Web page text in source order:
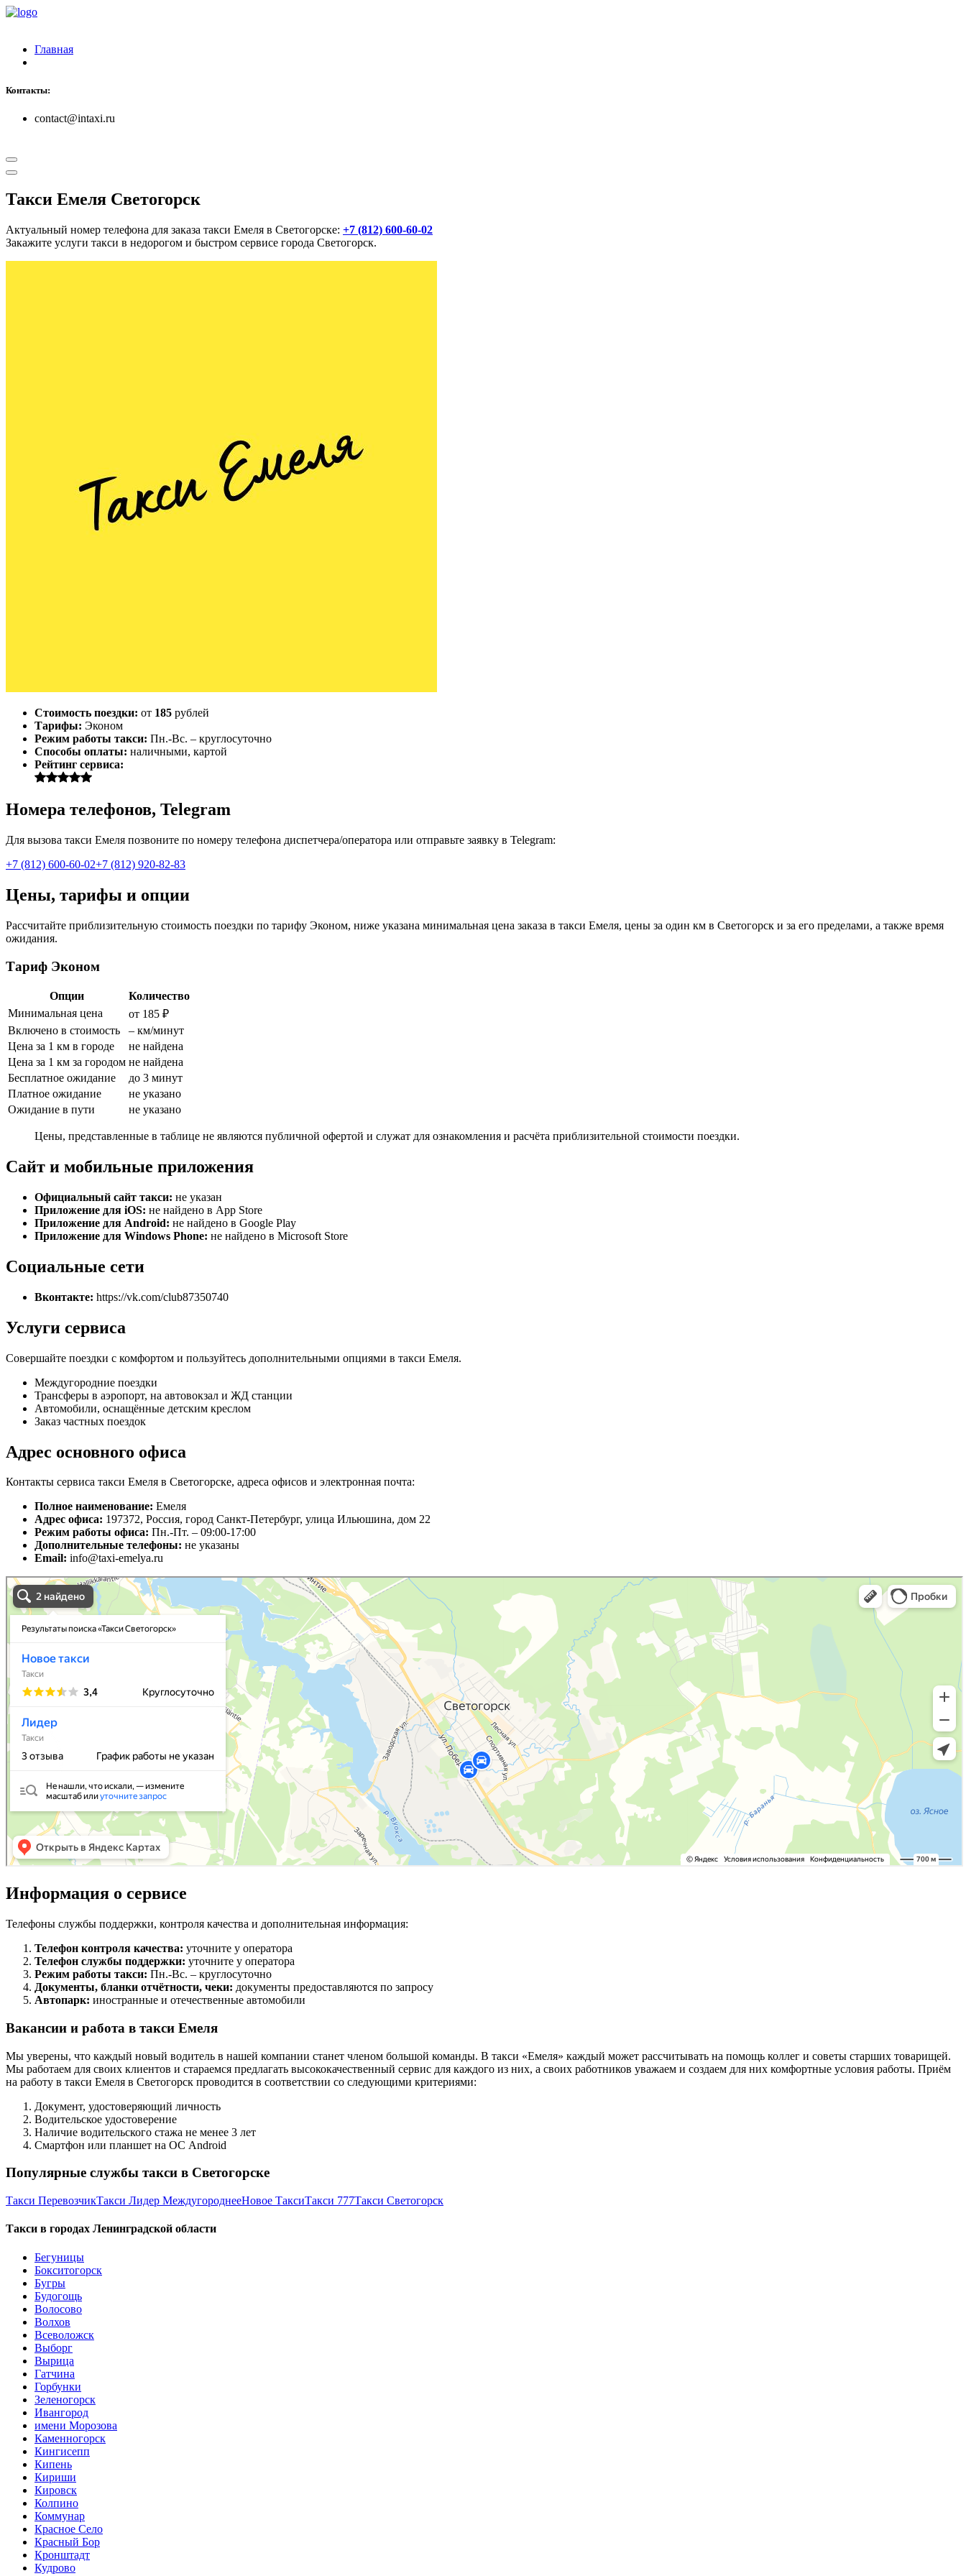
Главная
Контакты:
contact@intaxi.ru
Такси Емеля Светогорск
Актуальный номер телефона для заказа такси Емеля в Светогорске: +7 (812) 600-60-02
Закажите услуги такси в недорогом и быстром сервисе города Светогорск.
Стоимость поездки: от 185 рублей
Тарифы: Эконом
Режим работы такси: Пн.-Вс. – круглосуточно
Способы оплаты: наличными, картой
Рейтинг сервиса:
Номера телефонов, Telegram
Для вызова такси Емеля позвоните по номеру телефона диспетчера/оператора или отправьте заявку в Telegram:
+7 (812) 600-60-02+7 (812) 920-82-83
Цены, тарифы и опции
Рассчитайте приблизительную стоимость поездки по тарифу Эконом, ниже указана минимальная цена заказа в такси Емеля, цены за один км в Светогорск и за его пределами, а также время
ожидания.
Тариф Эконом
Опции
Количество
Минимальная цена
от 185 ₽
Включено в стоимость
– км/минут
Цена за 1 км в городе
не найдена
Цена за 1 км за городом не найдена
Бесплатное ожидание
до 3 минут
Платное ожидание
не указано
Ожидание в пути
не указано
Цены, представленные в таблице не являются публичной офертой и служат для ознакомления и расчёта приблизительной стоимости поездки.
Сайт и мобильные приложения
Официальный сайт такси: не указан
Приложение для iOS: не найдено в App Store
Приложение для Android: не найдено в Google Play
Приложение для Windows Phone: не найдено в Microsoft Store
Социальные сети
Вконтакте: https://vk.com/club87350740
Услуги сервиса
Совершайте поездки с комфортом и пользуйтесь дополнительными опциями в такси Емеля.
Междугородние поездки
Трансферы в аэропорт, на автовокзал и ЖД станции
Автомобили, оснащённые детским креслом
Заказ частных поездок
Адрес основного офиса
Контакты сервиса такси Емеля в Светогорске, адреса офисов и электронная почта:
Полное наименование: Емеля
Адрес офиса: 197372, Россия, город Санкт-Петербург, улица Ильюшина, дом 22
Режим работы офиса: Пн.-Пт. – 09:00-17:00
Дополнительные телефоны: не указаны
Email: info@taxi-emelya.ru
Информация о сервисе
Телефоны службы поддержки, контроля качества и дополнительная информация:
Телефон контроля качества: уточните у оператора
Телефон службы поддержки: уточните у оператора
Режим работы такси: Пн.-Вс. – круглосуточно
Документы, бланки отчётности, чеки: документы предоставляются по запросу
Автопарк: иностранные и отечественные автомобили
Вакансии и работа в такси Емеля
Мы уверены, что каждый новый водитель в нашей компании станет членом большой команды. В такси «Емеля» каждый может рассчитывать на помощь коллег и советы старших товарищей.
Мы работаем для своих клиентов и стараемся предлагать высококачественный сервис для каждого из них, а своих работников уважаем и создаем для них комфортные условия работы. Приём
на работу в такси Емеля в Светогорск проводится в соответствии со следующими критериями:
Документ, удостоверяющий личность
Водительское удостоверение
Наличие водительского стажа не менее 3 лет
Смартфон или планшет на ОС Android
Популярные службы такси в Светогорске
Такси ПеревозчикТакси Лидер МеждугороднееНовое ТаксиТакси 777Такси Светогорск
Такси в городах Ленинградской области
Бегуницы
Бокситогорск
Бугры
Будогощь
Волосово
Волхов
Всеволожск
Выборг
Вырица
Гатчина
Горбунки
Зеленогорск
Ивангород
имени Морозова
Каменногорск
Кингисепп
Кипень
Кириши
Кировск
Колпино
Коммунар
Красное Село
Красный Бор
Кронштадт
Кудрово